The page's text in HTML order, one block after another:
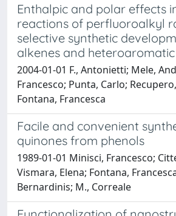
Enthalpic and polar effects
reactions of perfluoroalkyl
selective synthetic
alkenes and
2004-01-01 F., Antonietti; Mele,
Francesco; Punta, Carlo;
Fontana, Francesca
Facile and convenient
quinones from phenols
1989-01-01 Minisci, Francesco;
Vismara, Elena; Fontana,
Bernardinis; M., Correale